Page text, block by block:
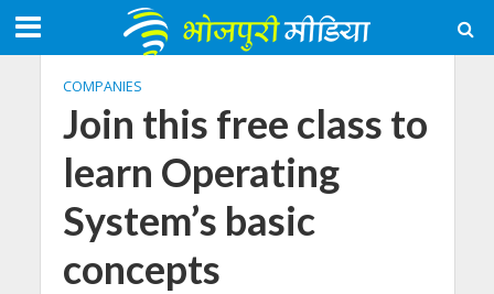
COMPANIES
Join this free class to
learn Operating
System’s basic
concepts